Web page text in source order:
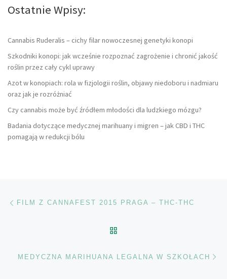
Ostatnie Wpisy:
Cannabis Ruderalis – cichy filar nowoczesnej genetyki konopi
Szkodniki konopi: jak wcześnie rozpoznać zagrożenie i chronić jakość
roślin przez cały cykl uprawy
Azot w konopiach: rola w fizjologii roślin, objawy niedoboru i nadmiaru
oraz jak je rozróżniać
Czy cannabis może być źródłem młodości dla ludzkiego mózgu?
Badania dotyczące medycznej marihuany i migren – jak CBD i THC
pomagają w redukcji bólu
Nawigacja wpisu
FILM Z CANNAFEST 2015 PRAGA – THC-THC
MEDYCZNA MARIHUANA LEGALNA W SZKOŁACH